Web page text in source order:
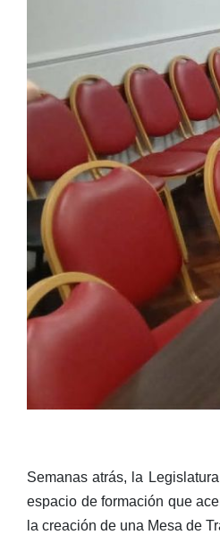
Semanas atrás, la
espacio de formación que
la creación de una Mesa de